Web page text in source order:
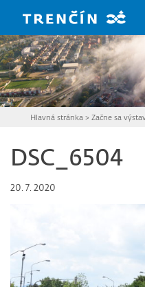
Hlavná stránka > Začne sa
DSC_6504
20. 7. 2020